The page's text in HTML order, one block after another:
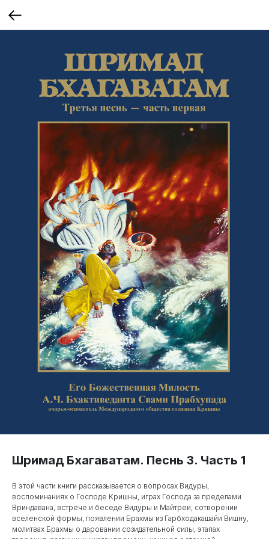
Шримад Бхагаватам. Песнь 3. Часть 1
В этой части книги рассказывается о вопросах Видуры,
воспоминаниях о Господе Кришны, играх Господа за пределами
Вриндавана, встрече и беседе Видуры и Майтреи, сотворении
вселенской формы, появлении Брахмы из Гарбходакашайи Вишну,
молитвах Брахмы о даровании созидательной силы, этапах